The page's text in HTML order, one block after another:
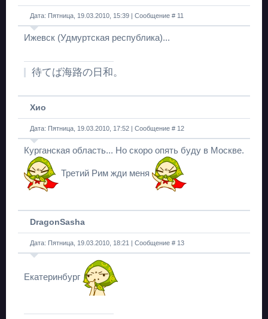
Дата: Пятница, 19.03.2010, 15:39 | Сообщение # 11
Ижевск (Удмуртская республика)...
待てば海路の日和。
Хио
Дата: Пятница, 19.03.2010, 17:52 | Сообщение # 12
Курганская область... Но скоро опять буду в Москве.
Третий Рим жди меня
DragonSasha
Дата: Пятница, 19.03.2010, 18:21 | Сообщение # 13
Екатеринбург